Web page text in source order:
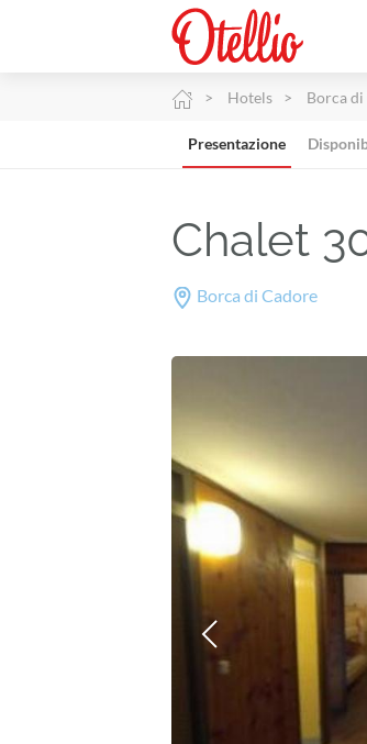
Hotels Borca
Presentazione
Chalet
Borca di Cadore